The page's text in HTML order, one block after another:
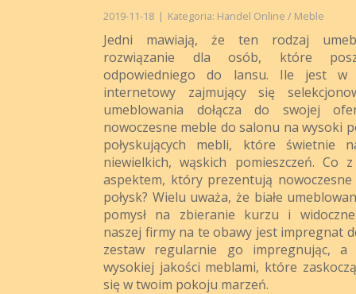
2019-11-18 | Kategoria: Handel Online / Meble
Jedni mawiają, że ten rodzaj
rozwiązanie dla osób, które
odpowiedniego do lansu. Ile jest w
internetowy zajmujący się
umeblowania dołącza do swojej
nowoczesne meble do salonu na wysoki
połyskujących mebli, które świetnie
niewielkich, wąskich pomieszczeń. Co
aspektem, który prezentują
połysk? Wielu uważa, że białe
pomysł na zbieranie kurzu i
naszej firmy na te obawy jest impregnat
zestaw regularnie go impregnując, a
wysokiej jakości meblami, które
się w twoim pokoju marzeń.